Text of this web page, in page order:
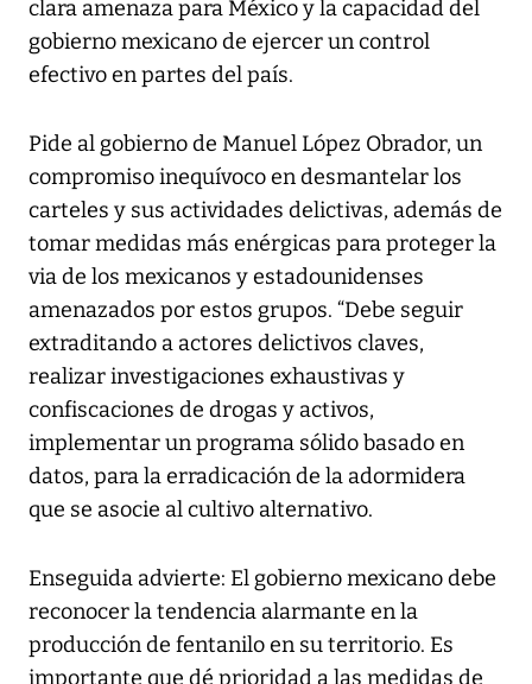
clara amenaza para México y la capacidad del
gobierno mexicano de ejercer un control
efectivo en partes del país.
Pide al gobierno de Manuel López Obrador, un
compromiso inequívoco en desmantelar los
carteles y sus actividades delictivas, además de
tomar medidas más enérgicas para proteger la
via de los mexicanos y estadounidenses
amenazados por estos grupos. “Debe seguir
extraditando a actores delictivos claves,
realizar investigaciones exhaustivas y
confiscaciones de drogas y activos,
implementar un programa sólido basado en
datos, para la erradicación de la adormidera
que se asocie al cultivo alternativo.
Enseguida advierte: El gobierno mexicano debe
reconocer la tendencia alarmante en la
producción de fentanilo en su territorio. Es
importante que dé prioridad a las medidas de